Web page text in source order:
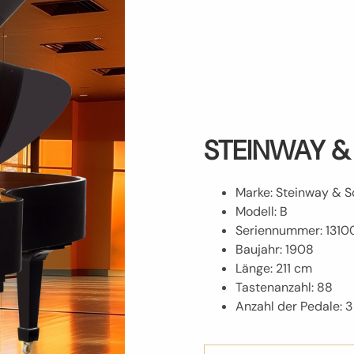
STEINWAY
Marke: Steinway &
Modell: B
Seriennummer:
Baujahr: 1908
Länge: 211 cm
Tastenanzahl: 88
Anzahl der Pedale: 3